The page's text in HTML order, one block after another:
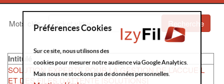
Mots clés : Recherche
Intitulé
SOLUTION EXPERTE POUR LA GESTION DE L’ACCUEIL
ET DES FILES D’ATTENTE [SOLUTIONS]
Préférences Cookies
Sur ce site, nous utilisons des
cookies pour mesurer notre audience via Google Analytics.
Mais nous ne stockons pas de données personnelles.